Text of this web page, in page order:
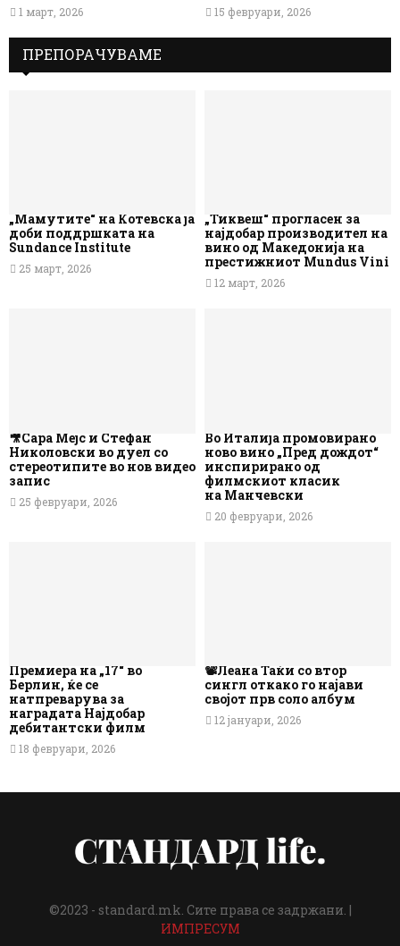
1 март, 2026 15 февруари, 2026
ПРЕПОРАЧУВАМЕ
„Мамутите“ на Котевска ја
доби поддршката на
Sundance Institute
25 март, 2026
„Тиквеш“ прогласен за
најдобар производител на
вино од Македонија на
престижниот Mundus Vini
12 март, 2026
🎥Сара Мејс и Стефан
Николовски во дуел со
стереотипите во нов видео
запис
25 февруари, 2026
Во Италија промовирано
ново вино „Пред дождот“
инспирирано од
филмскиот класик
на Манчевски
20 февруари, 2026
Премиера на „17“ во
Берлин, ќе се
натпреварува за
наградата Најдобар
дебитантски филм
18 февруари, 2026
📽️Леана Таќи со втор
сингл откако го најави
својот прв соло албум
12 јануари, 2026
©2023 - standard.mk. Сите права се задржани. |
ИМПРЕСУМ